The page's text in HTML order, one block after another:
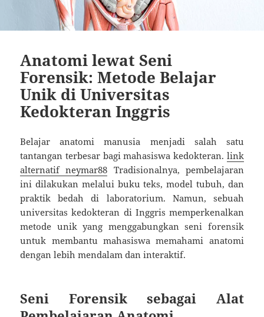
Anatomi lewat Seni
Forensik: Metode Belajar
Unik di Universitas
Kedokteran Inggris
Belajar anatomi manusia menjadi salah satu
tantangan terbesar bagi mahasiswa kedokteran. link
alternatif neymar88 Tradisionalnya, pembelajaran
ini dilakukan melalui buku teks, model tubuh, dan
praktik bedah di laboratorium. Namun, sebuah
universitas kedokteran di Inggris memperkenalkan
metode unik yang menggabungkan seni forensik
untuk membantu mahasiswa memahami anatomi
dengan lebih mendalam dan interaktif.
Seni Forensik sebagai Alat